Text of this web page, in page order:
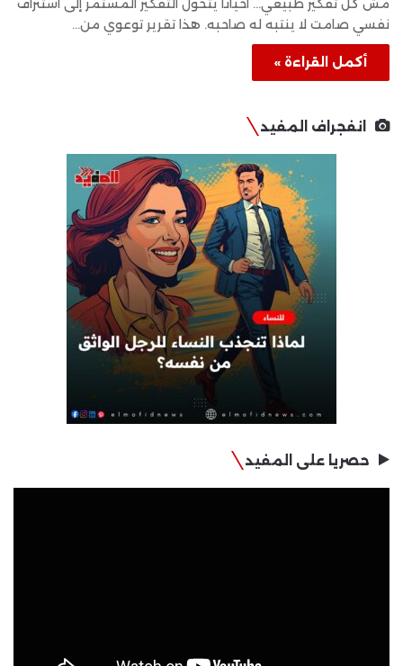
مش كل تفكير طبيعي… أحيانًا يتحول التفكير المستمر إلى استنزاف
نفسي صامت لا ينتبه له صاحبه. هذا تقرير توعوي من…
أكمل القراءة »
انفجراف المفيد
حصريا على المفيد